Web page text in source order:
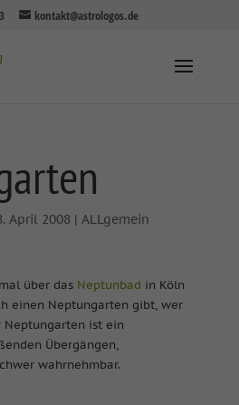
kontakt@astrologos.de
April 2008 | ALLgemein
über das Neptunbad in Köln
einen Neptungarten gibt, wer
Neptungarten ist ein
Übergängen,
wahrnehmbar.